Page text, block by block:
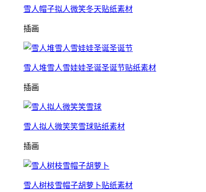
雪人帽子拟人微笑冬天贴纸素材
插画
雪人堆雪人雪娃娃圣诞圣诞节贴纸素材
插画
雪人拟人微笑笑雪球贴纸素材
插画
雪人树枝雪帽子胡萝卜贴纸素材